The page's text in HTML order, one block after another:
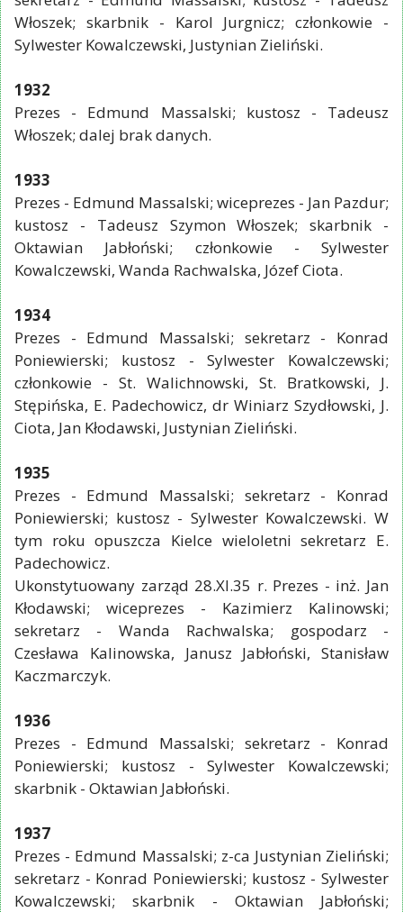
Włoszek; skarbnik - Karol Jurgnicz; członkowie -
Sylwester Kowalczewski, Justynian Zieliński.
1932
Prezes - Edmund Massalski; kustosz - Tadeusz
Włoszek; dalej brak danych.
1933
Prezes - Edmund Massalski; wiceprezes - Jan Pazdur;
kustosz - Tadeusz Szymon Włoszek; skarbnik -
Oktawian Jabłoński; członkowie - Sylwester
Kowalczewski, Wanda Rachwalska, Józef Ciota.
1934
Prezes - Edmund Massalski; sekretarz - Konrad
Poniewierski; kustosz - Sylwester Kowalczewski;
członkowie - St. Walichnowski, St. Bratkowski, J.
Stępińska, E. Padechowicz, dr Winiarz Szydłowski, J.
Ciota, Jan Kłodawski, Justynian Zieliński.
1935
Prezes - Edmund Massalski; sekretarz - Konrad
Poniewierski; kustosz - Sylwester Kowalczewski. W
tym roku opuszcza Kielce wieloletni sekretarz E.
Padechowicz.
Ukonstytuowany zarząd 28.XI.35 r. Prezes - inż. Jan
Kłodawski; wiceprezes - Kazimierz Kalinowski;
sekretarz - Wanda Rachwalska; gospodarz -
Czesława Kalinowska, Janusz Jabłoński, Stanisław
Kaczmarczyk.
1936
Prezes - Edmund Massalski; sekretarz - Konrad
Poniewierski; kustosz - Sylwester Kowalczewski;
skarbnik - Oktawian Jabłoński.
1937
Prezes - Edmund Massalski; z-ca Justynian Zieliński;
sekretarz - Konrad Poniewierski; kustosz - Sylwester
Kowalczewski; skarbnik - Oktawian Jabłoński;